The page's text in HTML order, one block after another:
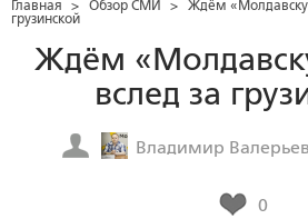
Главная > Обзор СМИ > Ждём
грузинской
Ждём
вслед за
Владимир
0